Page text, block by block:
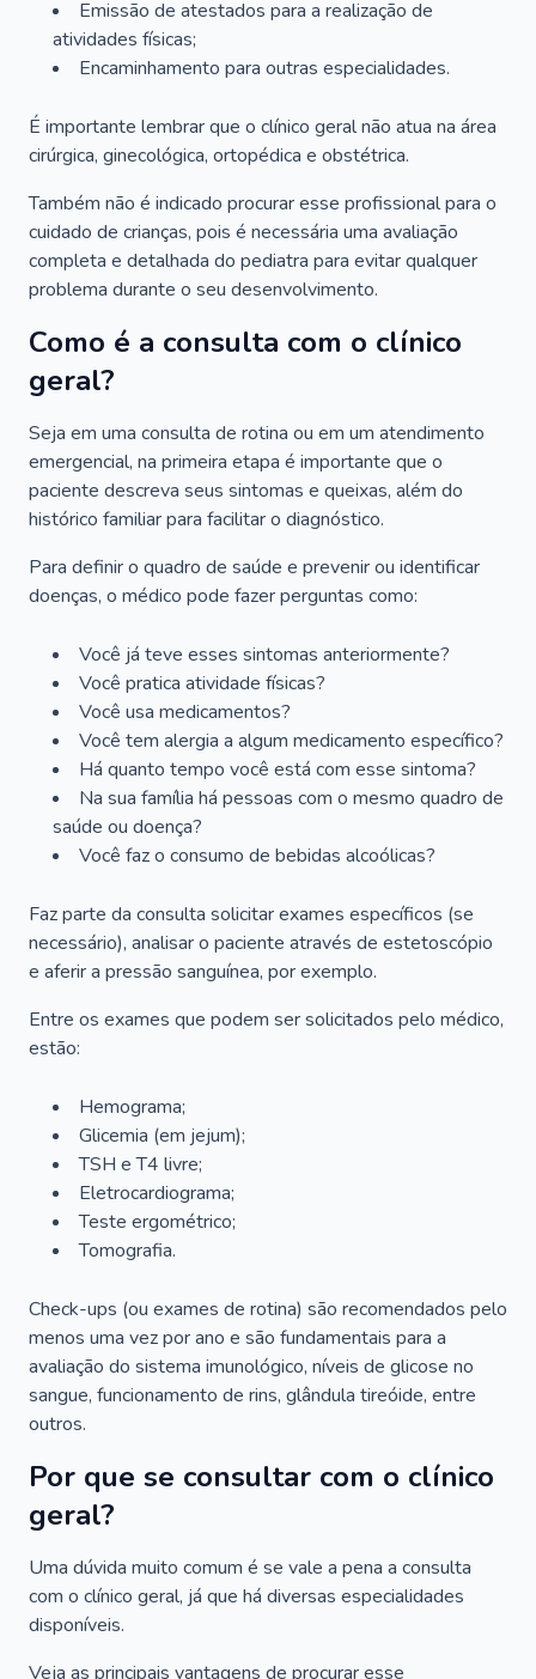
Emissão de atestados para a realização de
atividades físicas;
Encaminhamento para outras especialidades.
É importante lembrar que o clínico geral não atua na área
cirúrgica, ginecológica, ortopédica e obstétrica.
Também não é indicado procurar esse profissional para o
cuidado de crianças, pois é necessária uma avaliação
completa e detalhada do pediatra para evitar qualquer
problema durante o seu desenvolvimento.
Como é a consulta com o clínico
geral?
Seja em uma consulta de rotina ou em um atendimento
emergencial, na primeira etapa é importante que o
paciente descreva seus sintomas e queixas, além do
histórico familiar para facilitar o diagnóstico.
Para definir o quadro de saúde e prevenir ou identificar
doenças, o médico pode fazer perguntas como:
Você já teve esses sintomas anteriormente?
Você pratica atividade físicas?
Você usa medicamentos?
Você tem alergia a algum medicamento específico?
Há quanto tempo você está com esse sintoma?
Na sua família há pessoas com o mesmo quadro de
saúde ou doença?
Você faz o consumo de bebidas alcoólicas?
Faz parte da consulta solicitar exames específicos (se
necessário), analisar o paciente através de estetoscópio
e aferir a pressão sanguínea, por exemplo.
Entre os exames que podem ser solicitados pelo médico,
estão:
Hemograma;
Glicemia (em jejum);
TSH e T4 livre;
Eletrocardiograma;
Teste ergométrico;
Tomografia.
Check-ups (ou exames de rotina) são recomendados pelo
menos uma vez por ano e são fundamentais para a
avaliação do sistema imunológico, níveis de glicose no
sangue, funcionamento de rins, glândula tireóide, entre
outros.
Por que se consultar com o clínico
geral?
Uma dúvida muito comum é se vale a pena a consulta
com o clínico geral, já que há diversas especialidades
disponíveis.
Veja as principais vantagens de procurar esse